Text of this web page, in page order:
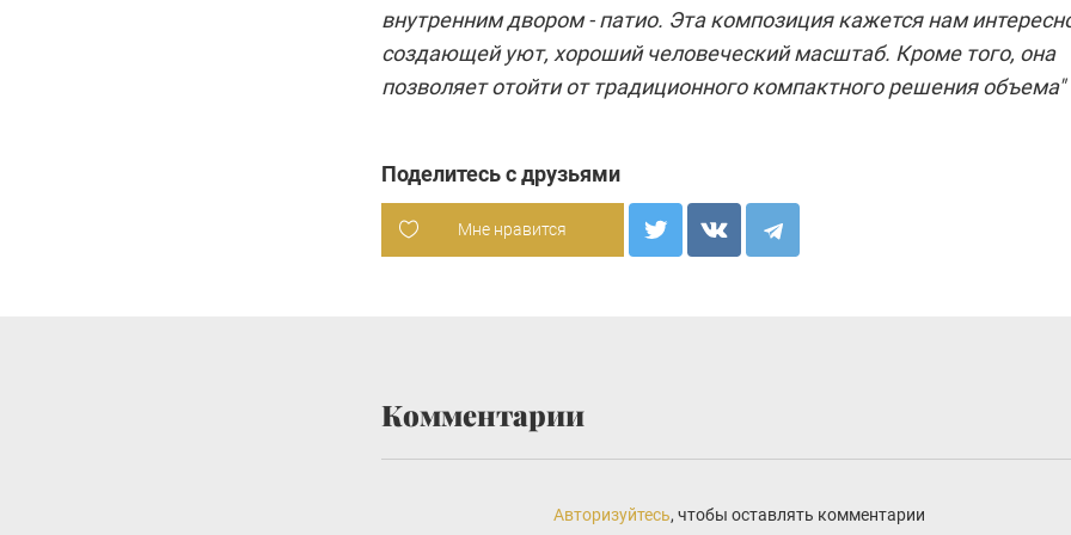
внутренним двором - патио. Эта композиция кажется нам
создающей уют, хороший человеческий масштаб. Кроме того, она
позволяет отойти от традиционного компактного решения объема"
Поделитесь с друзьями
Мне нравится
Комментарии
Авторизуйтесь, чтобы оставлять комментарии